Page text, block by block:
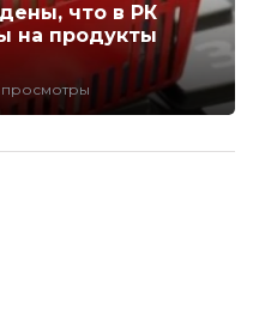
что в РК
на продукты
просмотры